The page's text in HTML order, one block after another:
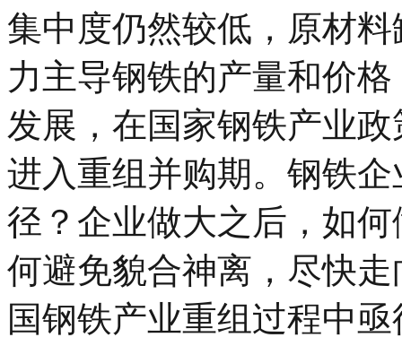
集中度仍然较低，原材
力主导钢铁的产量和价
发展，在国家钢铁产业
进入重组并购期。钢铁
径？企业做大之后，如
何避免貌合神离，尽快
国钢铁产业重组过程中